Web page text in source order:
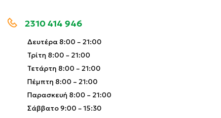
2310 414 946
Δευτέρα 8:00 – 21:00
Τρίτη 8:00 – 21:00
Τετάρτη 8:00 – 21:00
Πέμπτη 8:00 – 21:00
Παρασκευή 8:00 – 21:00
Σάββατο 9:00 – 15:30